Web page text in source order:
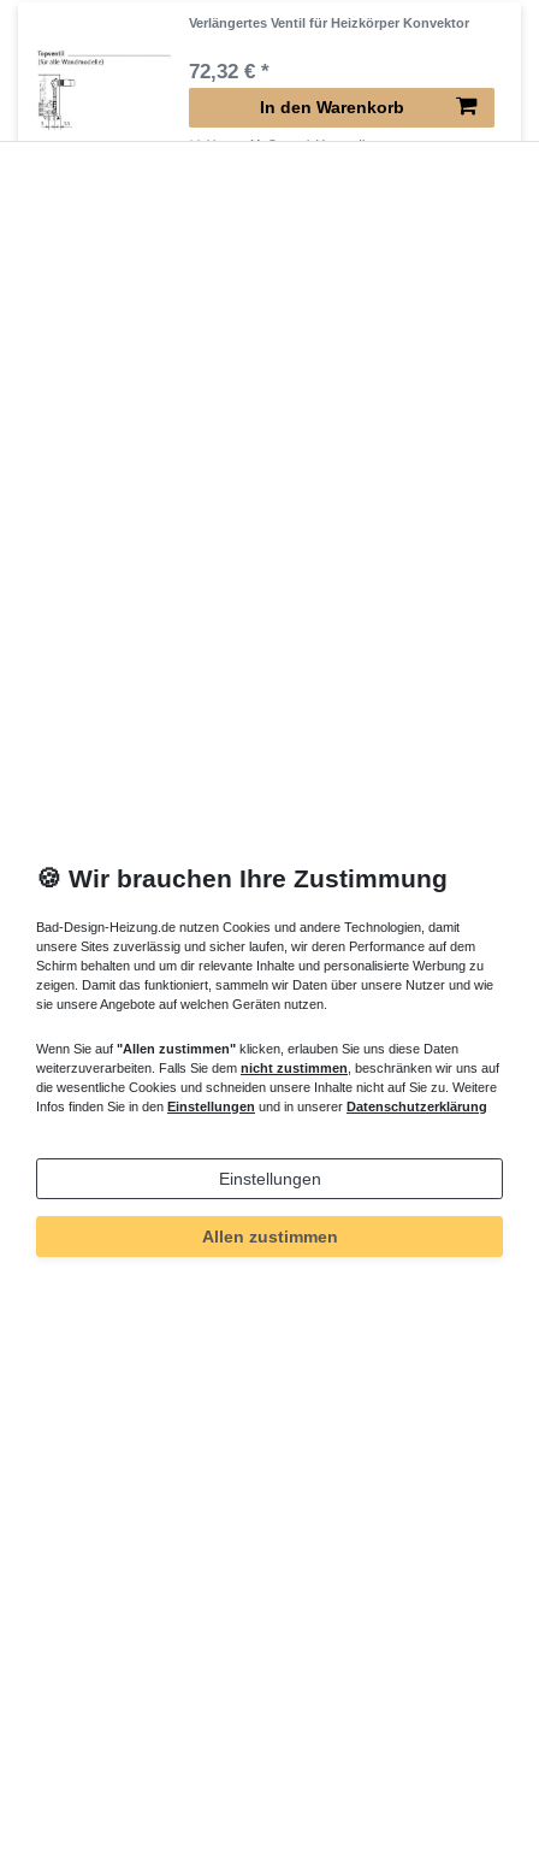
Verlängertes Ventil für Heizkörper Konvektor
72,32 € *
In den Warenkorb
*inkl. ges. MwSt.zzgl.Versandkosten
🍪 Wir brauchen Ihre Zustimmung
Bad-Design-Heizung.de nutzen Cookies und andere Technologien, damit
unsere Sites zuverlässig und sicher laufen, wir deren Performance auf dem
Schirm behalten und um dir relevante Inhalte und personalisierte Werbung zu
zeigen. Damit das funktioniert, sammeln wir Daten über unsere Nutzer und wie
sie unsere Angebote auf welchen Geräten nutzen.
Wenn Sie auf "Allen zustimmen" klicken, erlauben Sie uns diese Daten
weiterzuverarbeiten. Falls Sie dem nicht zustimmen , beschränken wir uns auf
die wesentliche Cookies und schneiden unsere Inhalte nicht auf Sie zu. Weitere
Infos finden Sie in den Einstellungen und in unserer Datenschutzerklärung
Einstellungen
Allen zustimmen